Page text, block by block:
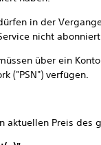
in der
nicht
über ein Konto
("PSN") verfügen.
aktuellen Preis des